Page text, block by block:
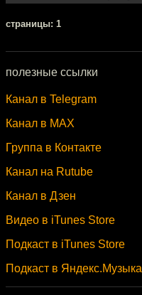
cтраницы: 1
полезные ссылки
Канал в Telegram
Канал в MAX
Группа в Контакте
Канал на Rutube
Канал в Дзен
Видео в iTunes Store
Подкаст в iTunes Store
Подкаст в Яндекс.Музыка